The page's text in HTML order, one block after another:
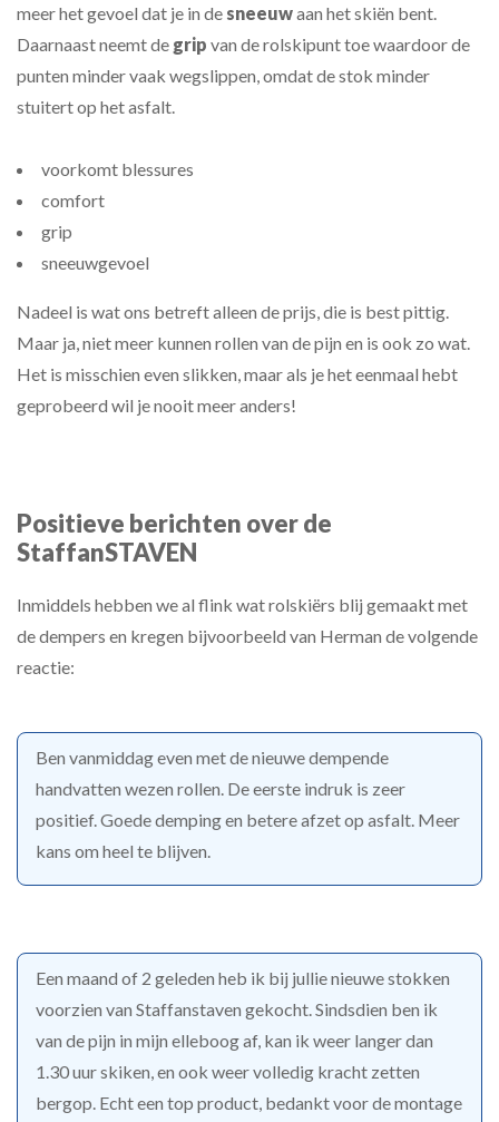
meer het gevoel dat je in de sneeuwaan het skiën bent.
Daarnaast neemt de grip van de rolskipunt toe waardoor de
punten minder vaak wegslippen, omdat de stok minder
stuitert op het asfalt.
voorkomt blessures
comfort
grip
sneeuwgevoel
Nadeel is wat ons betreft alleen de prijs, die is best pittig.
Maar ja, niet meer kunnen rollen van de pijn en is ook zo wat.
Het is misschien even slikken, maar als je het eenmaal hebt
geprobeerd wil je nooit meer anders!
Positieve berichten over de
StaffanSTAVEN
Inmiddels hebben we al flink wat rolskiërs blij gemaakt met
de dempers en kregen bijvoorbeeld van Herman de volgende
reactie:
Ben vanmiddag even met de nieuwe dempende
handvatten wezen rollen. De eerste indruk is zeer
positief. Goede demping en betere afzet op asfalt. Meer
kans om heel te blijven.
Een maand of 2 geleden heb ik bij jullie nieuwe stokken
voorzien van Staffanstaven gekocht. Sindsdien ben ik
van de pijn in mijn elleboog af, kan ik weer langer dan
1.30 uur skiken, en ook weer volledig kracht zetten
bergop. Echt een top product, bedankt voor de montage